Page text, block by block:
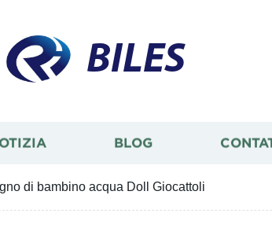
BILES
BLOG
di bambino acqua Doll Giocattoli